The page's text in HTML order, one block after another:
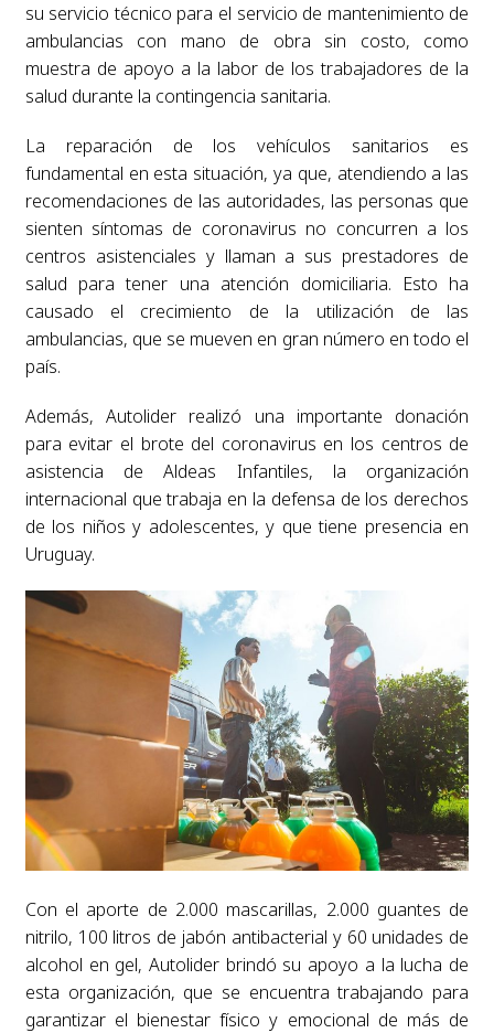
su servicio técnico para el servicio de mantenimiento de
ambulancias con mano de obra sin costo, como
muestra de apoyo a la labor de los trabajadores de la
salud durante la contingencia sanitaria.
La reparación de los vehículos sanitarios es
fundamental en esta situación, ya que, atendiendo a las
recomendaciones de las autoridades, las personas que
sienten síntomas de coronavirus no concurren a los
centros asistenciales y llaman a sus prestadores de
salud para tener una atención domiciliaria. Esto ha
causado el crecimiento de la utilización de las
ambulancias, que se mueven en gran número en todo el
país.
Además, Autolider realizó una importante donación
para evitar el brote del coronavirus en los centros de
asistencia de Aldeas Infantiles, la organización
internacional que trabaja en la defensa de los derechos
de los niños y adolescentes, y que tiene presencia en
Uruguay.
Con el aporte de 2.000 mascarillas, 2.000 guantes de
nitrilo, 100 litros de jabón antibacterial y 60 unidades de
alcohol en gel, Autolider brindó su apoyo a la lucha de
esta organización, que se encuentra trabajando para
garantizar el bienestar físico y emocional de más de